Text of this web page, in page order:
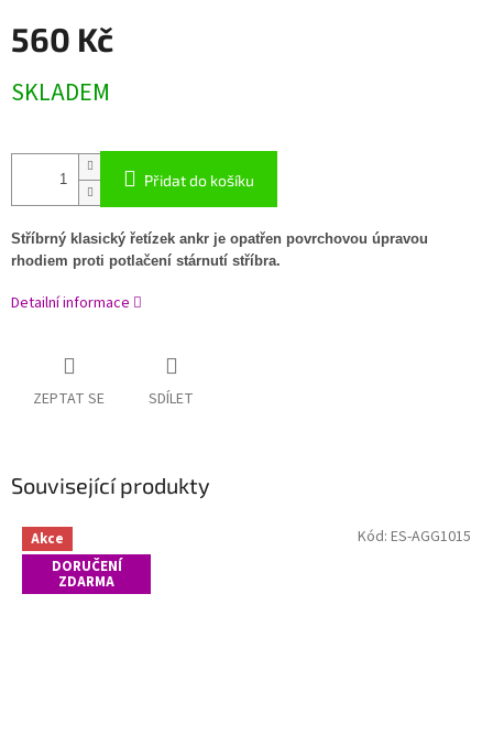
560 Kč
cena:
SKLADEM
Přidat do košíku
Stříbrný klasický řetízek ankr je opatřen povrchovou úpravou
rhodiem proti potlačení stárnutí stříbra.
Detailní informace
ZEPTAT SE SDÍLET
Související produkty
Akce
DORUČENÍ
ZDARMA
Kód: ES-AGG1015